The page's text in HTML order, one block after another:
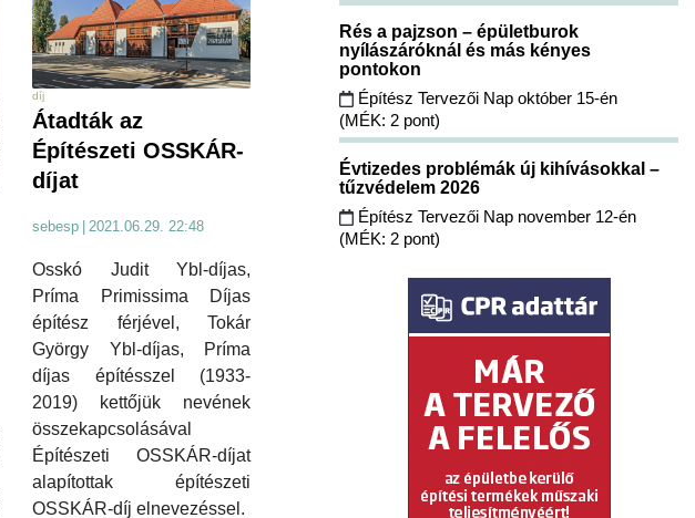
díj
Átadták az
Építészeti OSSKÁR-
díjat
sebesp 2021.06.29. 22:48
Osskó Judit Ybl-díjas,
Príma Primissima Díjas
építész férjével, Tokár
György Ybl-díjas, Príma
díjas építésszel (1933-
2019) kettőjük nevének
összekapcsolásával
Építészeti OSSKÁR-díjat
alapítottak építészeti
OSSKÁR-díj elnevezéssel.
Rés a pajzson – épületburok
nyílászáróknál és más kényes
pontokon
Építész Tervezői Nap október 15-én
(MÉK: 2 pont)
Évtizedes problémák új kihívásokkal –
tűzvédelem 2026
Építész Tervezői Nap november 12-én
(MÉK: 2 pont)